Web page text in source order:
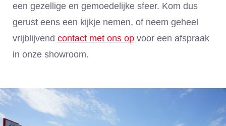
een gezellige en gemoedelijke sfeer. Kom dus
gerust eens een kijkje nemen, of neem geheel
vrijblijvend contact met ons op voor een afspraak
in onze showroom.